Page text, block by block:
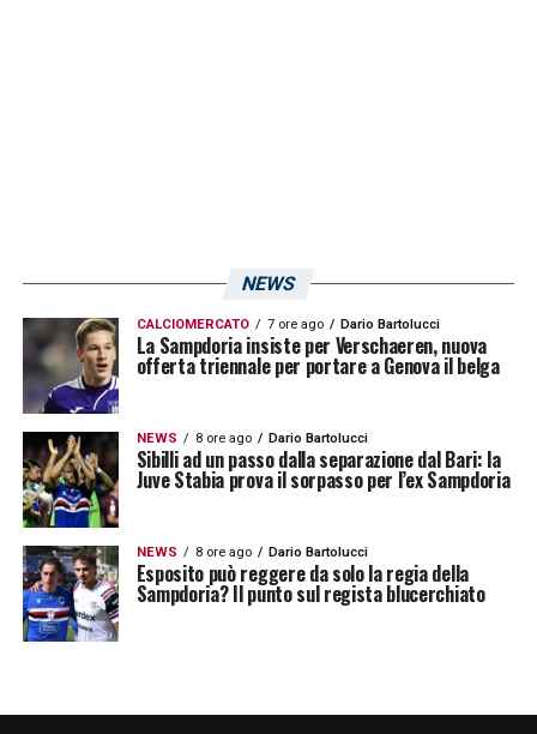
NEWS
CALCIOMERCATO 7 ore ago Dario Bartolucci
La Sampdoria insiste per Verschaeren, nuova
offerta triennale per portare a Genova il belga
NEWS 8 ore ago Dario Bartolucci
Sibilli ad un passo dalla separazione dal Bari: la
Juve Stabia prova il sorpasso per l’ex Sampdoria
NEWS 8 ore ago Dario Bartolucci
Esposito può reggere da solo la regia della
Sampdoria? Il punto sul regista blucerchiato